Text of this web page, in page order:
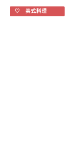
♡ 美式料理